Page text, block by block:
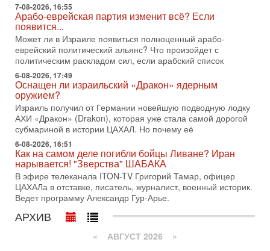
«Русский голос» Израиля: кто заберет его на этот
раз?
Голоса русскоязычных репатриантов не раз кардинально
меняли политический ландшафт Израиля. Достаточно
вспомнить взлет партии «Исраэль ба-алия», когда
31-07-2026, 17:00
Тайны закрытых дверей: о чём на самом деле
молчат Трамп и Нетаньяху?
Недавний визит премьер-министра Израиля Биньямина
Нетаньяху в США и его встреча с Дональдом Трампом
оставили больше вопросов, чем ответов. Полная
31-07-2026, 15:18
Иран готовит покушение на Нетаниягу! Трамп не
хочет эскалации, но КСИР готовит взрыв!
В эфире телеканала ITON-TV СЕРГЕЙ МИГДАЛЬ, эксперт
по вопросам безопасности, офицер запаса
Международного управления полиции Израиля, автор
31-07-2026, 09:02
Битва за разоружение ХАМАСа - НОВОСТИ
7-08-2026, 16:55
Арабо-еврейская партия изменит всё? Если
появится...
Может ли в Израиле появиться полноценный арабо-
еврейский политический альянс? Что произойдет с
политическим раскладом сил, если арабский список
6-08-2026, 17:49
Оснащен ли израильский «Дракон» ядерным
оружием?
Израиль получил от Германии новейшую подводную лодку
АХИ «Дракон» (Drakon), которая уже стала самой дорогой
субмариной в истории ЦАХАЛ. Но почему её
6-08-2026, 16:51
Как на самом деле погибли бойцы Ливане? Иран
нарывается! "Зверства" ШАБАКА
В эфире телеканала ITON-TV Григорий Тамар, офицер
ЦАХАЛа в отставке, писатель, журналист, военный историк.
Ведет программу Александр Гур-Арье.
АРХИВ
« АВГУСТ 2026 »